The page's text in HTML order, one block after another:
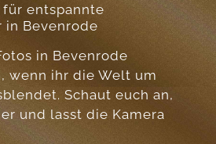
entspannte
in Bevenrode
in Bevenrode
wenn ihr die Welt um
Schaut euch an,
und lasst die Kamera